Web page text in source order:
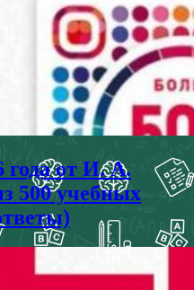
года от И. А.
500 учебных